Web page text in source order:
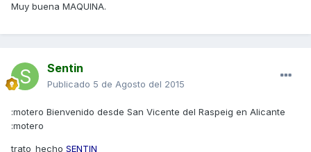
Muy buena MAQUINA.
Sentin
Publicado 5 de Agosto del 2015
:motero Bienvenido desde San Vicente del Raspeig en Alicante
:motero
trato_hecho SENTIN